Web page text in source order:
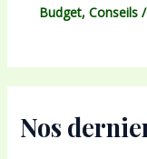
Budget, Conseils/
Nos